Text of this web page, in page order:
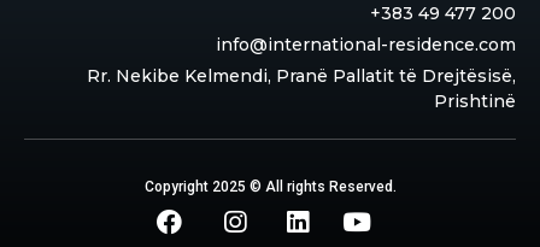
+383 49 477 200
info@international-residence.com
Rr. Nekibe Kelmendi, Pranë Pallatit të Drejtësisë,
Prishtinë
Copyright 2025 © All rights Reserved.